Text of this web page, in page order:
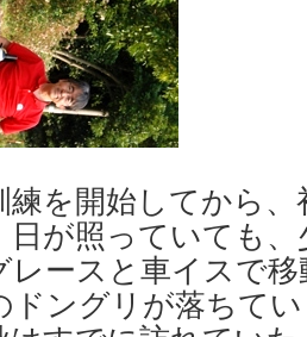
練を開始してから
が照っていても
レースと車イスで
ドングリが落ちて